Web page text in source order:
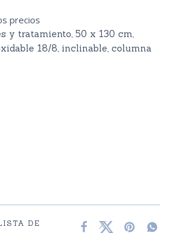
precios
y tratamiento, 50 x 130 cm,
18/8, inclinable, columna
DE